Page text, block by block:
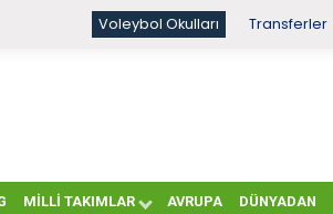
Voleybol Okulları Transferler
MILLI TAKIMLAR AVRUPA DÜNYADAN